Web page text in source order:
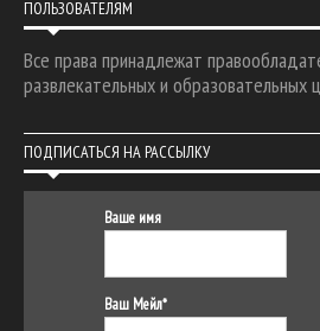
ПОЛЬЗОВАТЕЛЯМ
Все права принадлежат
развлекательных и образовательных
ПОДПИСАТЬСЯ НА РАССЫЛКУ
Ваше имя
Ваш Мейл*